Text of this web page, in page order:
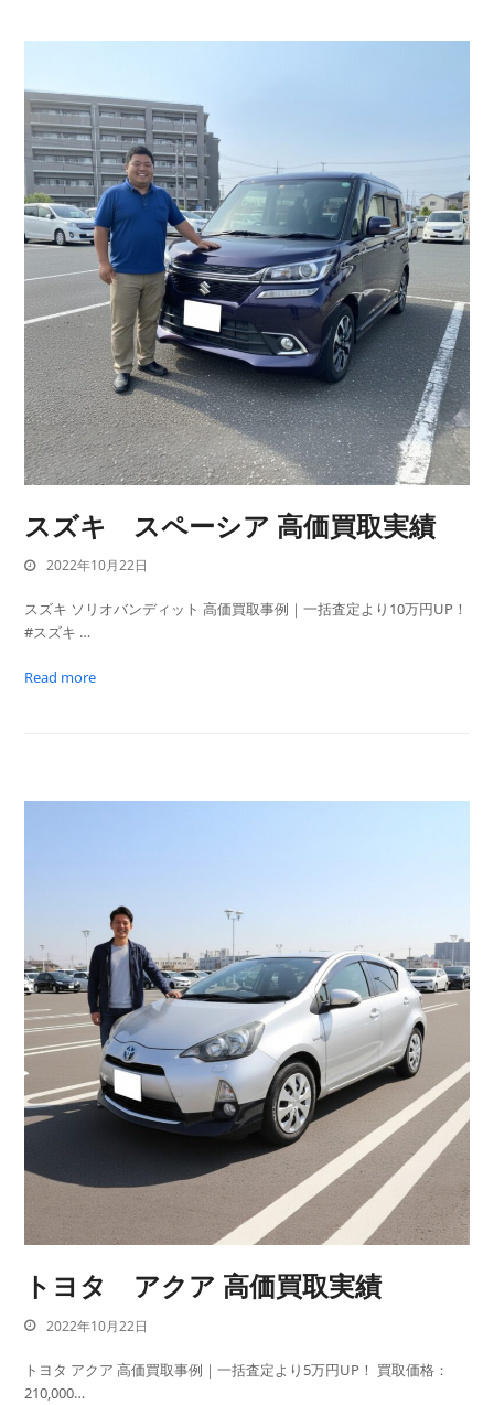
スズキ スペーシア 高価買取実績
2022年10月22日
スズキ ソリオバンディット 高価買取事例｜一括査定より10万円UP！
#スズキ …
Read more
トヨタ アクア 高価買取実績
2022年10月22日
トヨタ アクア 高価買取事例｜一括査定より5万円UP！ 買取価格：
210,000…